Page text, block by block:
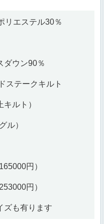
エステル30％
ダウン90％
ステークキルト
ト）
ル）
円）
円）
ズも有ります